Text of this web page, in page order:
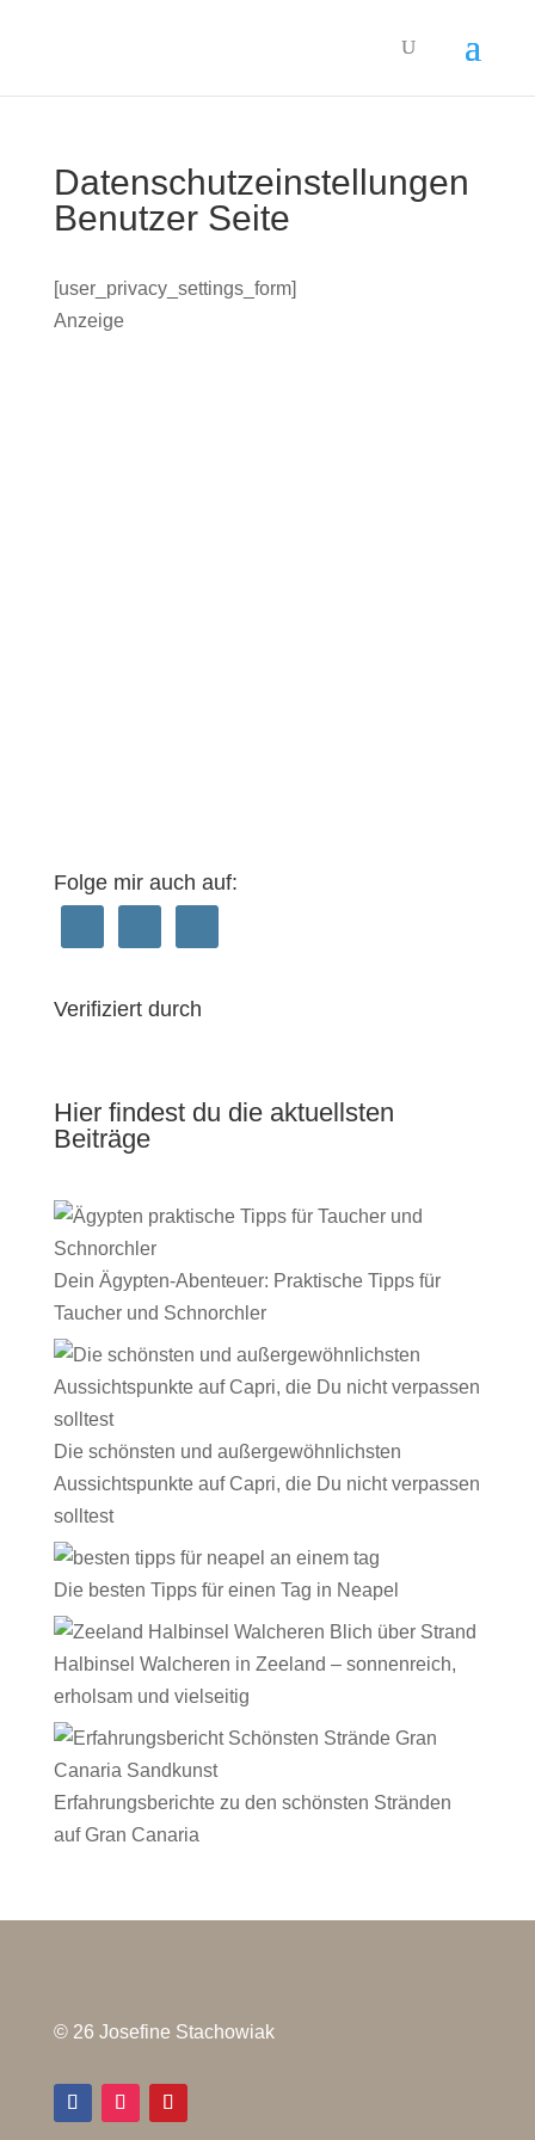
Datenschutzeinstellungen
Benutzer Seite
[user_privacy_settings_form]
Anzeige
Folge mir auch auf:
Verifiziert durch
Hier findest du die aktuellsten
Beiträge
Dein Ägypten-Abenteuer: Praktische Tipps für
Taucher und Schnorchler
Die schönsten und außergewöhnlichsten
Aussichtspunkte auf Capri, die Du nicht verpassen
solltest
Die besten Tipps für einen Tag in Neapel
Halbinsel Walcheren in Zeeland – sonnenreich,
erholsam und vielseitig
Erfahrungsberichte zu den schönsten Stränden
auf Gran Canaria
© 26 Josefine Stachowiak